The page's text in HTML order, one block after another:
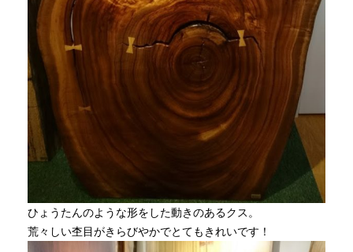
ひょうたんのような形をした動きのあるクス。
荒々しい杢目がきらびやかでとてもきれいです！